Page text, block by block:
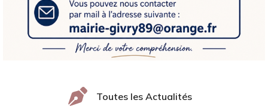
Toutes les Actualités